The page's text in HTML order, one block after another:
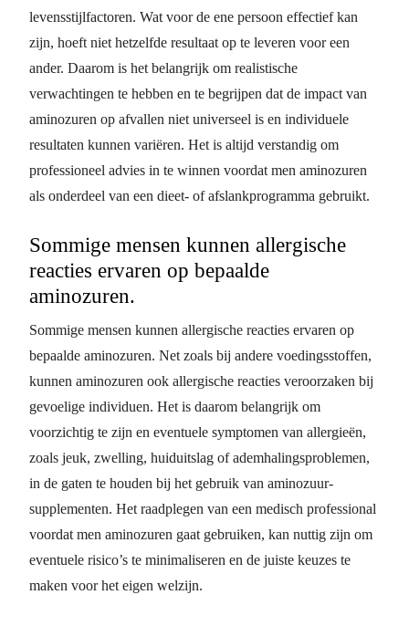
levensstijlfactoren. Wat voor de ene persoon effectief kan
zijn, hoeft niet hetzelfde resultaat op te leveren voor een
ander. Daarom is het belangrijk om realistische
verwachtingen te hebben en te begrijpen dat de impact van
aminozuren op afvallen niet universeel is en individuele
resultaten kunnen variëren. Het is altijd verstandig om
professioneel advies in te winnen voordat men aminozuren
als onderdeel van een dieet- of afslankprogramma gebruikt.
Sommige mensen kunnen allergische
reacties ervaren op bepaalde
aminozuren.
Sommige mensen kunnen allergische reacties ervaren op
bepaalde aminozuren. Net zoals bij andere voedingsstoffen,
kunnen aminozuren ook allergische reacties veroorzaken bij
gevoelige individuen. Het is daarom belangrijk om
voorzichtig te zijn en eventuele symptomen van allergieën,
zoals jeuk, zwelling, huiduitslag of ademhalingsproblemen,
in de gaten te houden bij het gebruik van aminozuur-
supplementen. Het raadplegen van een medisch professional
voordat men aminozuren gaat gebruiken, kan nuttig zijn om
eventuele risico’s te minimaliseren en de juiste keuzes te
maken voor het eigen welzijn.